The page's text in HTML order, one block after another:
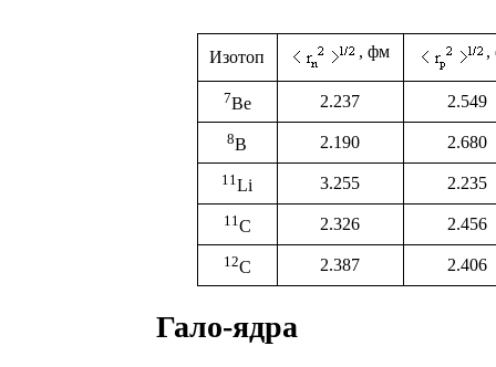
Изотоп , фм ,
7Be 2.237 2.549
8B 2.190 2.680
11 Li 3.255 2.235
11 C 2.326 2.456
12C 2.387 2.406
Гало-ядра